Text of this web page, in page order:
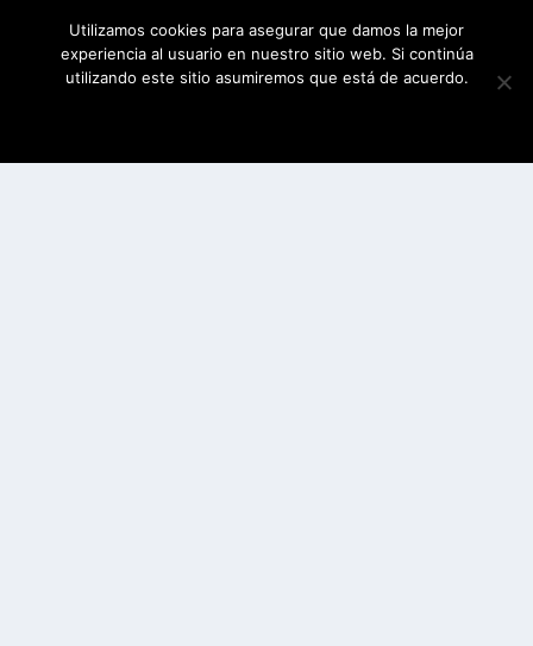
Utilizamos cookies para asegurar que damos la mejor
experiencia al usuario en nuestro sitio web. Si continúa
utilizando este sitio asumiremos que está de acuerdo.